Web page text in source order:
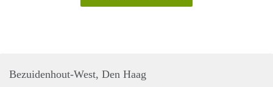
Bezuidenhout-West, Den Haag